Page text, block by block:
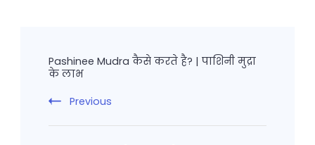
Navigation
Pashinee Mudra कैसे करते है? | पाशिनी मुद्रा
के लाभ
Previous